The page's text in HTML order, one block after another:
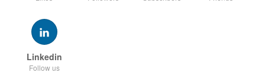
Linkedin
Follow us